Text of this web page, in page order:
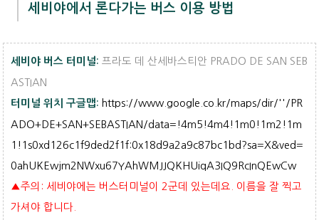
세비야에서 론다가는 버스 이용 방법
세비야 버스 터미널: 프라도 데 산세바스티안 PRADO DE SAN SEB
ASTIAN
터미널 위치 구글맵: https://www.google.co.kr/maps/dir/''/PR
ADO+DE+SAN+SEBASTIAN/data=!4m5!4m4!1m0!1m2!1m
1!1s0xd126c1f9ded2f1f:0x18d9a2a9c87bc1bd?sa=X&ved=
0ahUKEwjm2NWxu67YAhWMJJQKHUiqA3IQ9RcInQEwCw
▲주의: 세비야에는 버스터미널이 2군데 있는데요. 이름을 잘 찍고
가셔야 합니다.